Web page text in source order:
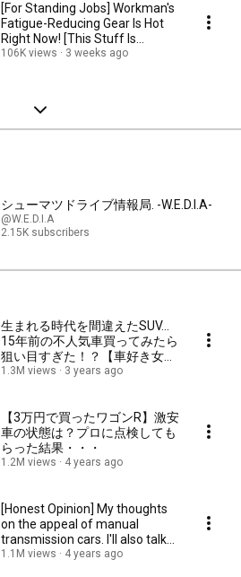
[For Standing Jobs] Workman's
Fatigue-Reducing Gear Is Hot
Right Now! [This Stuff Is
Amazing]
106K views 3 weeks ago
シューマツドライブ情報局. -W.E.D.I.A-
@W.E.D.I.A
2.15K subscribers
生まれる時代を間違えたSUV…
15年前の不人気車買ってみたら
狙い目すぎた！？【車好き女
子】
1.3M views 3 years ago
【3万円で買ったワゴンR】激安
車の状態は？プロに点検しても
らった結果・・・
1.2M views 4 years ago
[Honest Opinion] My thoughts
on the appeal of manual
transmission cars. I'll also talk
about the ...
1.1M views 4 years ago